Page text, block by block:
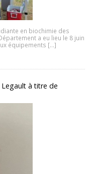
en biochimie des
a eu lieu le 8 juin
équipements […]
à titre de